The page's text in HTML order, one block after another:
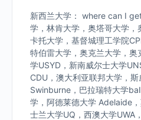
新西兰大学： where can I
学，林肯大学，奥塔哥大学
卡托大学，基督城理工学院
特伯雷大学，奥克兰大学，奥
学USYD，新南威尔士大学
CDU，澳大利亚联邦大学，
Swinburne，巴拉瑞特大学
学，阿德莱德大学 Adelaide
士兰大学UQ，西澳大学UWA